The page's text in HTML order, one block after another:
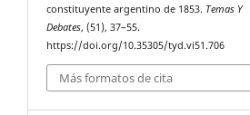
constituyente argentino de 1853. Temas Y
Debates, (51), 37–55.
https://doi.org/10.35305/tyd.vi51.706
Más formatos de cita